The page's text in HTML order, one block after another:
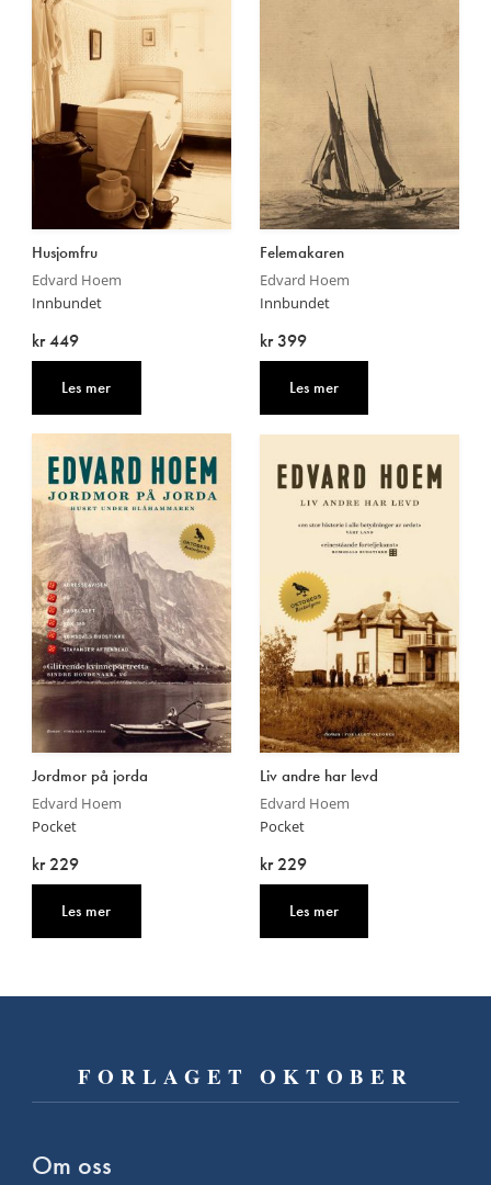
Husjomfru
Edvard Hoem
Innbundet
kr 449
Les mer
Felemakaren
Edvard Hoem
Innbundet
kr 399
Les mer
Jordmor på jorda
Edvard Hoem
Pocket
kr 229
Les mer
Liv andre har levd
Edvard Hoem
Pocket
kr 229
Les mer
FORLAGET OKTOBER
Om oss